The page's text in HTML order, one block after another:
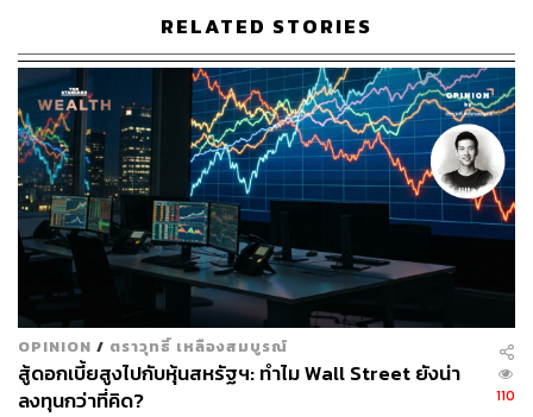
RELATED STORIES
OPINION / ตราวุทธิ์ เหลืองสมบูรณ์
สู้ดอกเบี้ยสูงไปกับหุ้นสหรัฐฯ: ทำไม Wall Street ยังน่า
ลงทุนกว่าที่คิด?
110